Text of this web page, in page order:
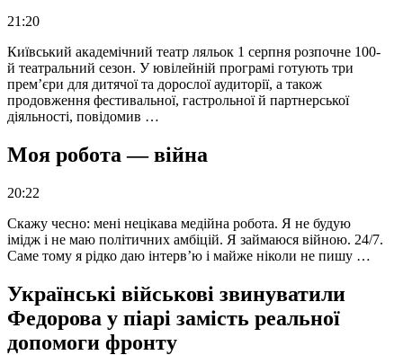
21:20
Київський академічний театр ляльок 1 серпня розпочне 100-
й театральний сезон. У ювілейній програмі готують три
прем’єри для дитячої та дорослої аудиторії, а також
продовження фестивальної, гастрольної й партнерської
діяльності, повідомив …
Моя робота — війна
20:22
Скажу чесно: мені нецікава медійна робота. Я не будую
імідж і не маю політичних амбіцій. Я займаюся війною. 24/7.
Саме тому я рідко даю інтерв’ю і майже ніколи не пишу …
Українські військові звинуватили
Федорова у піарі замість реальної
допомоги фронту